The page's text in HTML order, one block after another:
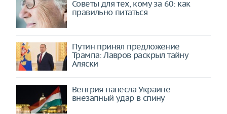
Советы для тех, кому за 60: как
правильно питаться
Путин принял предложение
Трампа: Лавров раскрыл тайну
Аляски
Венгрия нанесла Украине
внезапный удар в спину